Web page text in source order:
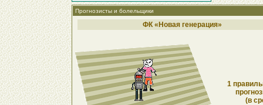
Прогнозисты и болельщики
ФК «Новая генерация»
1
(в